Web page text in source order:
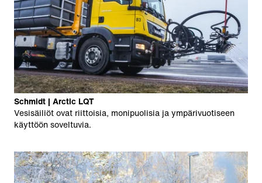
Schmidt | Arctic LQT
Vesisäiliöt ovat riittoisia, monipuolisia ja ympärivuotiseen
käyttöön soveltuvia.